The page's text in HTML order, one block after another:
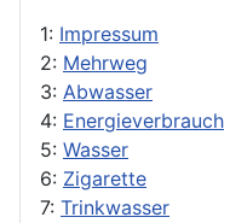
1: Impressum
2: Mehrweg
3: Abwasser
4: Energieverbrauch
5: Wasser
6: Zigarette
7: Trinkwasser